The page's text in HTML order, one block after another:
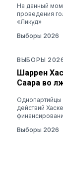
На данный
проведения
«Ликуд»
Выборы 2026
ВЫБОРЫ
Шаррен
Саара во
Однопартийцы
действий
Выборы 2026